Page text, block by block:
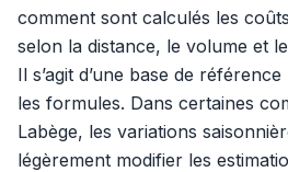
comment sont calculés les
selon la distance, le volume et
Il s’agit d’une base de
les formules. Dans certaines
Labège, les variations
légèrement modifier les